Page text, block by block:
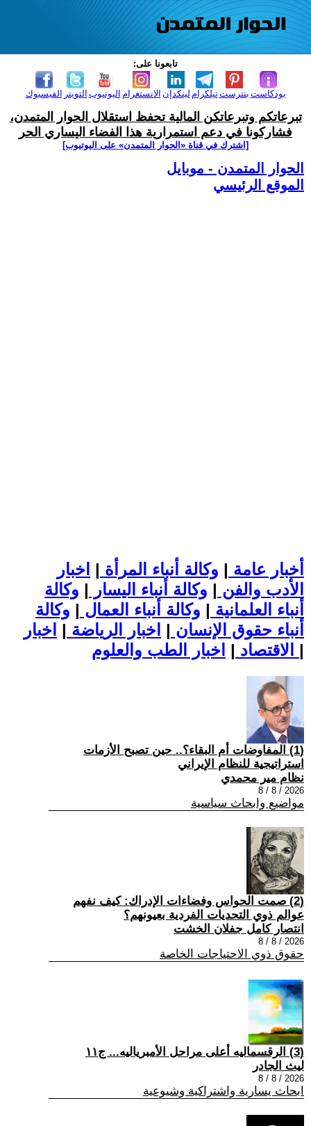
تابعونا على:
الفيسبوك التويتر اليوتيوب الانستغرام لينكدإن تيلكرامبنترست بودكاست
تبرعاتكم وتبرعاتكن المالية تحفظ استقلال الحوار المتمدن،
فشاركونا في دعم استمرارية هذا الفضاء اليساري الحر
[اشترك في قناة ‫«الحوار المتمدن» على اليوتيوب]
الحوار المتمدن - موبايل
الموقع الرئيسي
أخبار عامة | وكالة أنباء المرأة | اخبار
الأدب والفن | وكالة أنباء اليسار | وكالة
أنباء العلمانية | وكالة أنباء العمال | وكالة
أنباء حقوق الإنسان | اخبار الرياضة | اخبار
الاقتصاد | |
(1) المفاوضات أم البقاء؟.. حين تصبح الأزمات
استراتيجية للنظام الإيراني
نظام مير محمدي
2026 / 8 / 8
مواضيع وابحاث سياسية
(2) صمت الحواس وفضاءات الإدراك: كيف نفهم
عوالم ذوي التحديات الفردية بعيونهم؟
انتصار كامل جفلان الخشت
2026 / 8 / 8
حقوق ذوي الاحتياجات الخاصة
(3) الرقسماليه أعلى مراحل الأمبرياليه... ج١١
ليث الجادر
2026 / 8 / 8
ابحاث يسارية واشتراكية وشيوعية